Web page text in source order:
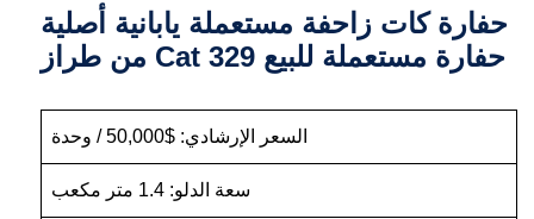
حفارة كات زاحفة مستعملة يابانية أصلية
من طراز Cat 329 حفارة مستعملة للبيع
السعر الإرشادي: $50,000 / وحدة
سعة الدلو: 1.4 متر مكعب